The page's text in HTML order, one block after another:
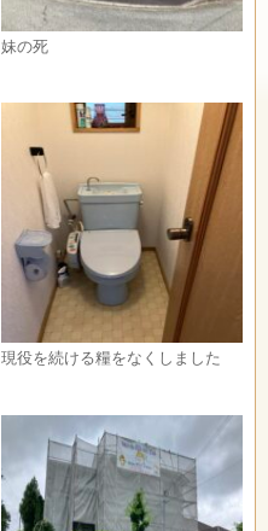
妹の死
現役を続ける糧をなくしました